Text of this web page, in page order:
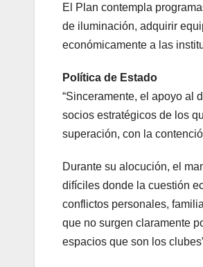
El Plan contempla
de iluminación, adquirir
económicamente a las
Política de Estado
“Sinceramente, el apoyo al
socios estratégicos de los
superación, con la
Durante su alocución, el
difíciles donde la cuestión
conflictos personales,
que no surgen claramente
espacios que son los